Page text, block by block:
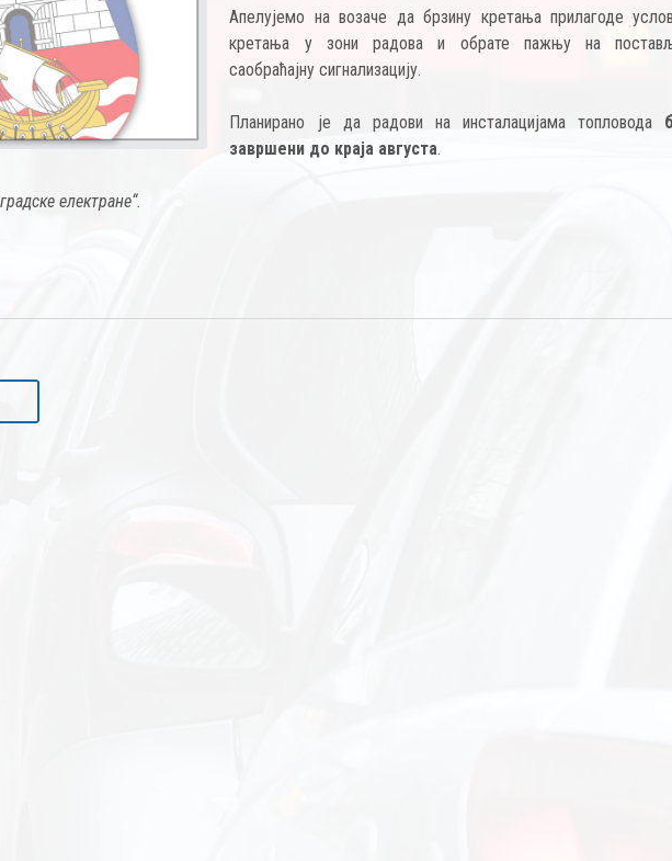
Апелујемо на возаче да брзину кретања прилагоде
кретања у зони радова и обрате пажњу на
саобраћајну сигнализацију.
Планирано је да радови на инсталацијама топловода
завршени до краја августа.
електране“.